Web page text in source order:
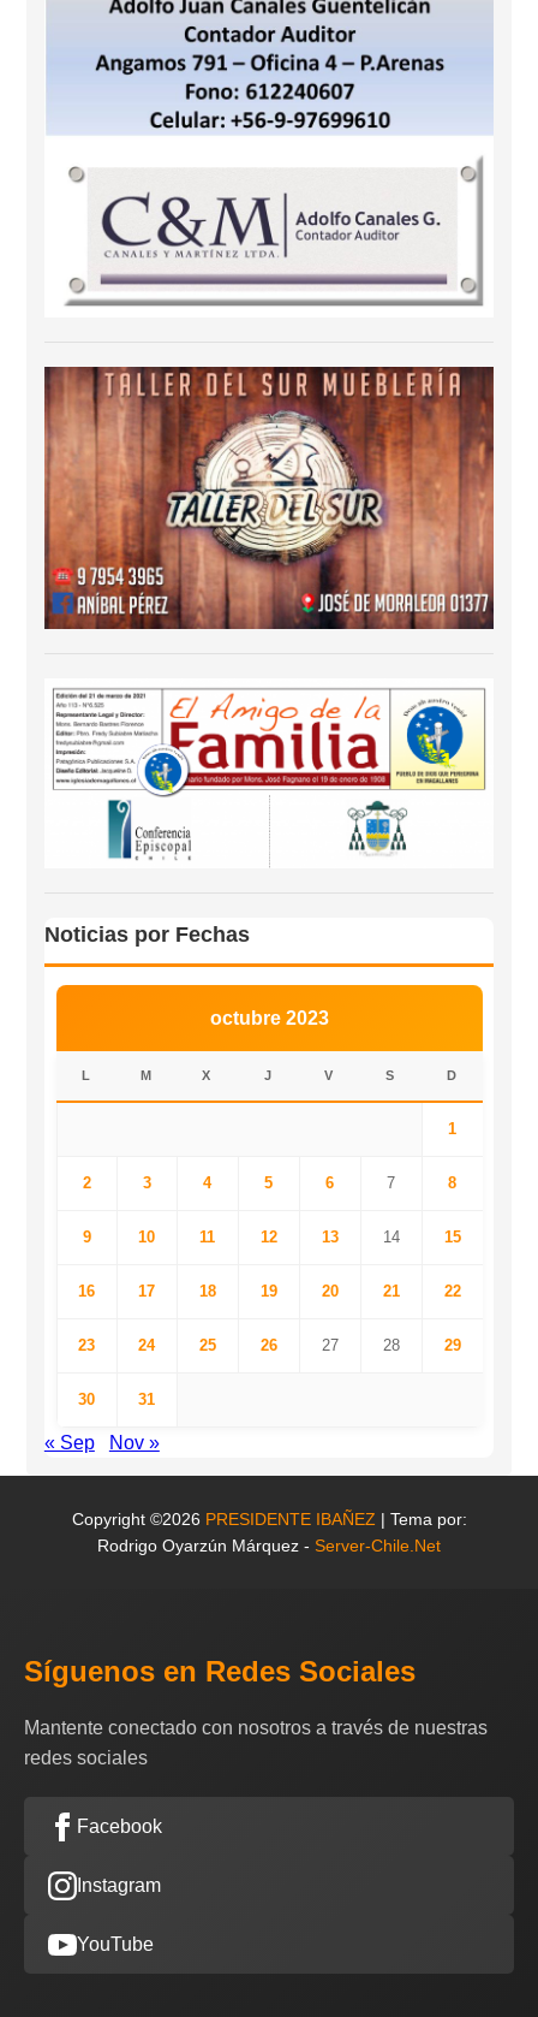
Noticias por Fechas
octubre 2023
L M X J V S D
1
2 3 4 5 6 7 8
9 10 11 12 13 14 15
16 17 18 19 20 21 22
23 24 25 26 27 28 29
30 31
« Sep Nov »
Copyright ©2026 PRESIDENTE IBAÑEZ | Tema por:
Rodrigo Oyarzún Márquez - Server-Chile.Net
Síguenos en Redes Sociales
Mantente conectado con nosotros a través de nuestras
redes sociales
Facebook
Instagram
YouTube